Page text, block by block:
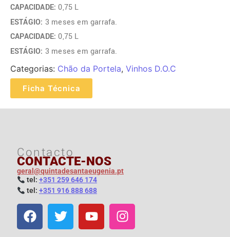
CAPACIDADE:0,75 L
ESTÁGIO: 3 meses em garrafa.
CAPACIDADE:0,75 L
ESTÁGIO: 3 meses em garrafa.
Categorias: Chão da Portela, Vinhos D.O.C
Ficha Técnica
Contacto
CONTACTE-NOS
geral@quintadesantaeugenia.pt
tel: +351 259 646 174
tel: +351 916 888 688